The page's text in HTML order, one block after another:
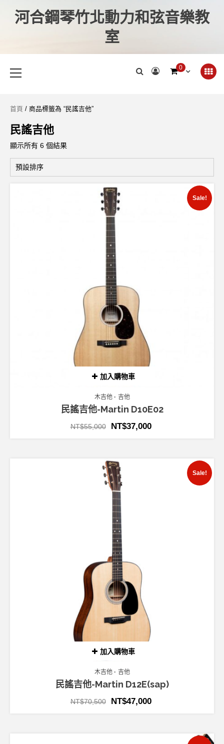
河合鋼琴竹北動力和弦音樂教
室
0
首頁 / 商品標籤為 “民謠吉他”
民謠吉他
顯示所有 6 個結果
加入購物車
Sale!
木吉他 吉他
民謠吉他-Martin D10E02
NT$55,000 NT$37,000
加入購物車
Sale!
木吉他 吉他
民謠吉他-Martin D12E(sap)
NT$70,500 NT$47,000